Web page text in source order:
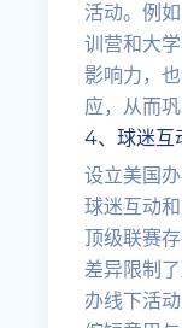
活动。例
训营和大
影响力，
应，从而
4、球迷互
设立美国
球迷互动
顶级联赛
差异限制
办线下活